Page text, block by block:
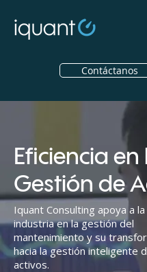
Contáctanos
Eficiencia en
Gestión de
Iquant Consulting apoya a la
industria en la gestión del
mantenimiento y su
hacia la gestión inteligente
activos.